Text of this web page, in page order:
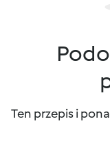
Ten przepis i